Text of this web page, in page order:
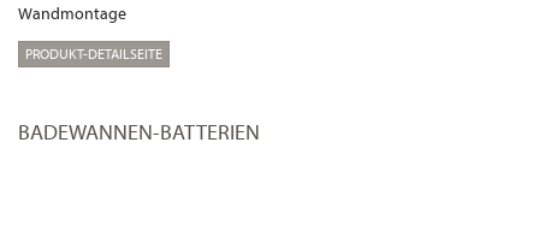
Wandmontage
PRODUKT-DETAILSEITE
BADEWANNEN-BATTERIEN